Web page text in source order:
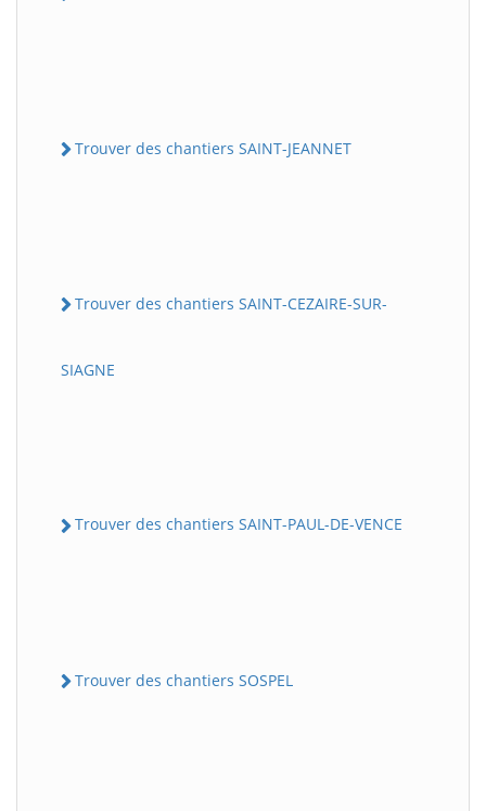
Trouver des chantiers SAINT-JEANNET
Trouver des chantiers SAINT-CEZAIRE-SUR-
SIAGNE
Trouver des chantiers SAINT-PAUL-DE-VENCE
Trouver des chantiers SOSPEL